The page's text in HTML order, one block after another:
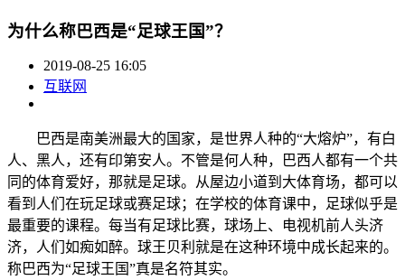
为什么称巴西是“足球王国”？
2019-08-25 16:05
互联网
巴西是南美洲最大的国家，是世界人种的“大熔炉”，有白
人、黑人，还有印第安人。不管是何人种，巴西人都有一个共
同的体育爱好，那就是足球。从屋边小道到大体育场，都可以
看到人们在玩足球或赛足球；在学校的体育课中，足球似乎是
最重要的课程。每当有足球比赛，球场上、电视机前人头济
济，人们如痴如醉。球王贝利就是在这种环境中成长起来的。
称巴西为“足球王国”真是名符其实。